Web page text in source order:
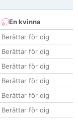
En kvinna
Berättar för dig
Berättar för dig
Berättar för dig
Berättar för dig
Berättar för dig
Berättar för dig